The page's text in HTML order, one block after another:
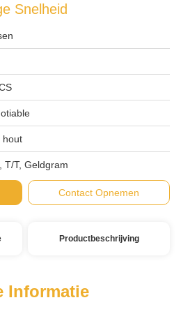
Snelheid
hout
T/T, Geldgram
Contact Opnemen
Productbeschrijving
Informatie